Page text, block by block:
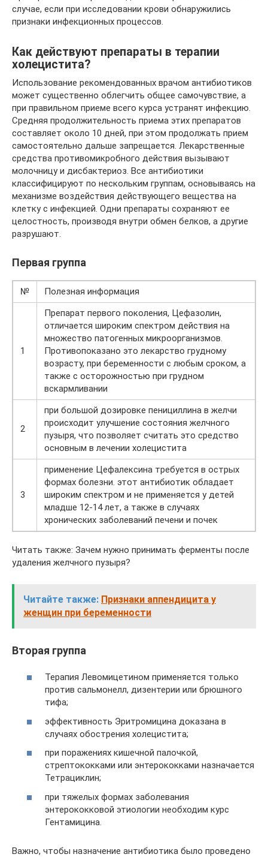
случае, если при исследовании крови обнаружились
признаки инфекционных процессов.
Как действуют препараты в терапии
холецистита?
Использование рекомендованных врачом антибиотиков
может существенно облегчить общее самочувствие, а
при правильном приеме всего курса устранят инфекцию.
Средняя продолжительность приема этих препаратов
составляет около 10 дней, при этом продолжать прием
самостоятельно дальше запрещается. Лекарственные
средства противомикробного действия вызывают
молочницу и дисбактериоз. Все антибиотики
классифицируют по нескольким группам, основываясь на
механизме воздействия действующего вещества на
клетку с инфекцией. Одни препараты сохраняют ее
целостность, производя внутри обмен белков, а другие
разрушают.
Первая группа
№ Полезная информация
1
Препарат первого поколения, Цефазолин,
отличается широким спектром действия на
множество патогенных микроорганизмов.
Противопоказано это лекарство грудному
возрасту, при беременности с любым сроком, а
также с осторожностью при грудном
вскармливании
2
при большой дозировке пенициллина в желчи
происходит улучшение состояния желчного
пузыря, что позволяет считать это средство
основным в лечении холецистита
3
применение Цефалексина требуется в острых
формах болезни. этот антибиотик обладает
широким спектром и не применяется у детей
младше 12-14 лет, а также в случаях
хронических заболеваний печени и почек
Читать также: Зачем нужно принимать ферменты после
удаления желчного пузыря?
Читайте также: Признаки аппендицита у
женщин при беременности
Вторая группа
Терапия Левомицетином применяется только
против сальмонелл, дизентерии или брюшного
тифа;
эффективность Эритромицина доказана в
случаях обострения холецистита;
при поражениях кишечной палочкой,
стрептококками или энтерококками назначается
Тетрациклин;
при тяжелых формах заболевания
энтерококковой этиологии необходим курс
Гентамицина.
Важно, чтобы назначение антибиотика было проведено